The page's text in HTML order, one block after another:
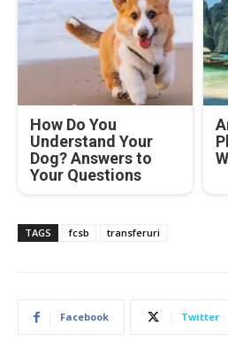
How Do You
Understand Your
Dog? Answers to
Your Questions
TAGS fcsb transferuri
Facebook Twitter